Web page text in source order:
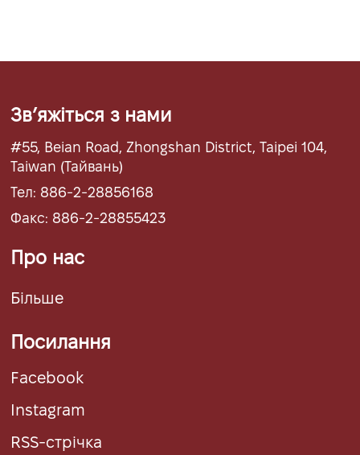
Звʼяжіться з нами
#55, Beian Road, Zhongshan District, Taipei 104,
Taiwan (Тайвань)
Тел: 886-2-28856168
Факс: 886-2-28855423
Про нас
Більше
Посилання
Facebook
Instagram
RSS-стрічка